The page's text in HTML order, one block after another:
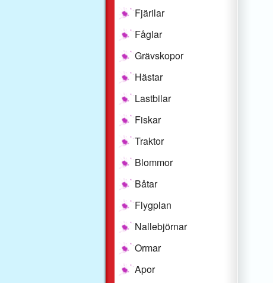
Fjärilar
Fåglar
Grävskopor
Hästar
Lastbilar
Fiskar
Traktor
Blommor
Båtar
Flygplan
Nallebjörnar
Ormar
Apor